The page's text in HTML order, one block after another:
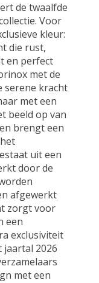
de twaalfde
Voor
kleur:
die rust,
en perfect
met de
serene kracht
met een
beeld op van
brengt een
uit een
door de
afgewerkt
zorgt voor
een
exclusiviteit
jaartal 2026
met een